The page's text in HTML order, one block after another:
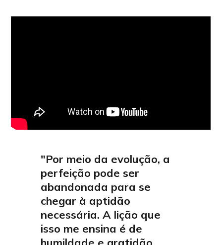
"Por meio da evolução, a
perfeição pode ser
abandonada para se
chegar à aptidão
necessária. A lição que
isso me ensina é de